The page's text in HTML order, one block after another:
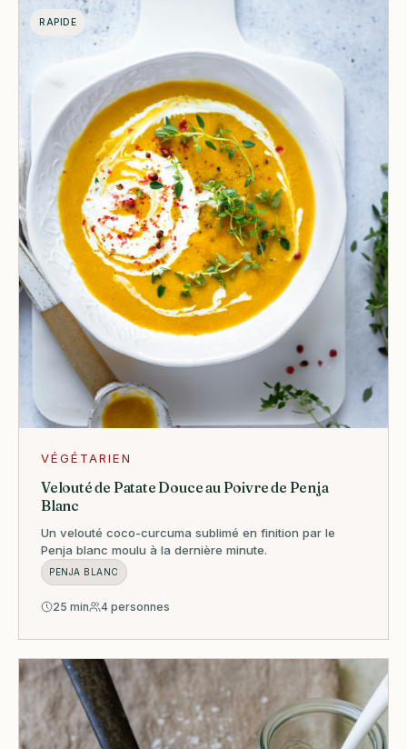
RAPIDE
VÉGÉTARIEN
Velouté de Patate Douce au Poivre de Penja
Blanc
Un velouté coco-curcuma sublimé en finition par le
Penja blanc moulu à la dernière minute.
PENJA BLANC
25 min 4 personnes